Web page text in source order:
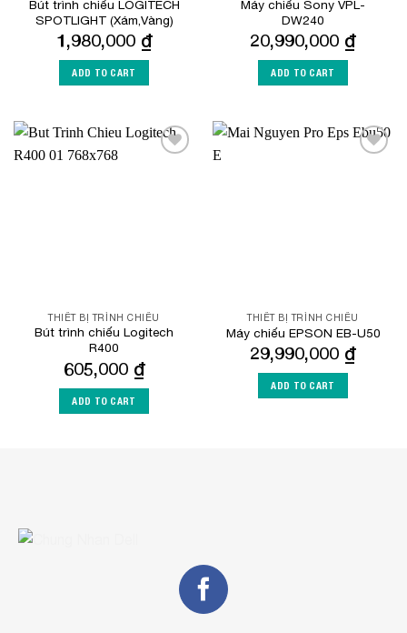
Bút trình chiếu LOGITECH
SPOTLIGHT (Xám,Vàng)
1,980,000 ₫
ADD TO CART
Máy chiếu Sony VPL-
DW240
20,990,000 ₫
ADD TO CART
THIẾT BỊ TRÌNH CHIẾU
Bút trình chiếu Logitech
R400
605,000 ₫
ADD TO CART
THIẾT BỊ TRÌNH CHIẾU
Máy chiếu EPSON EB-U50
29,990,000 ₫
ADD TO CART